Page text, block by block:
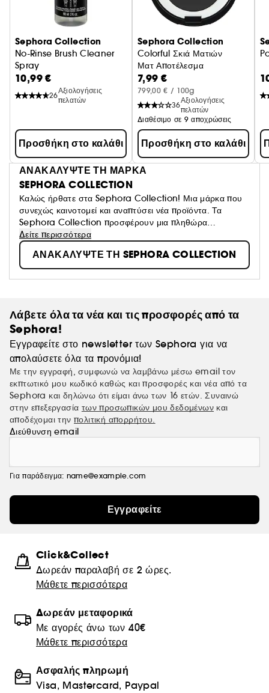
Sephora Collection
No-Rinse Brush Cleaner
Spray
10,99 €
26
Αξιολογήσεις
πελατών
Προσθήκη στο καλάθι
Sephora Collection
Colorful Σκιά Ματιών
Ματ Αποτέλεσμα
7,99 €
799,00 € / 100g
36
Αξιολογήσεις
πελατών
Διαθέσιμο σε 9 αποχρώσεις
Προσθήκη στο καλάθι
ΑΝΑΚΑΛΥΨΤΕ ΤΗ ΜΑΡΚΑ
SEPHORA COLLECTION
Καλώς ήρθατε στα Sephora Collection! Μια μάρκα που
συνεχώς καινοτομεί και αναπτύσει νέα προϊόντα. Τα
Sephora Collection προσφέρουν μια πληθώρα
συναρπαστικών προϊόντων, υφών και χρωμάτων και σας
προσκαλούν να φτιάξτε το δικό σας look ανάλογα με τη
διάθεσή σας.
Δείτε περισσότερα
ΑΝΑΚΑΛΥΨΤΕ ΤΗ SEPHORA COLLECTION
Λάβετε όλα τα νέα και τις προσφορές από τα
Sephora!
Εγγραφείτε στο newsletter των Sephora για να
απολαύσετε όλα τα προνόμια!
Με την εγγραφή, συμφωνώ να λαμβάνω μέσω email τον
εκπτωτικό μου κωδικό καθώς και προσφορές και νέα από τα
Sephora και δηλώνω ότι είμαι άνω των 16 ετών. Συναινώ
στην επεξεργασία των προσωπικών μου δεδομένων και
αποδέχομαι την πολιτική απορρήτου.
Διεύθυνση email
Για παράδειγμα: name@example.com
Εγγραφείτε
Click&Collect
Δωρεάν παραλαβή σε 2 ώρες.
Μάθετε περισσότερα
Δωρεάν μεταφορικά
Με αγορές άνω των 40€
Μάθετε περισσότερα
Ασφαλής πληρωμή
Visa, Mastercard, Paypal